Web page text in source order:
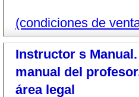
(condiciones de
Instructor s
manual del
área legal